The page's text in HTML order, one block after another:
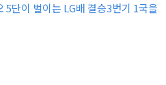
단이 벌이는 LG배 결승3번기 1국을